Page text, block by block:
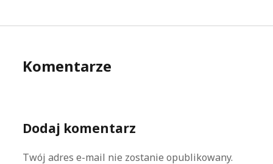
Komentarze
Dodaj komentarz
Twój adres e-mail nie zostanie opublikowany.